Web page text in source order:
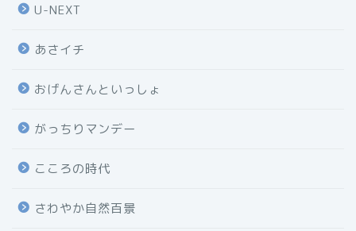
U-NEXT
あさイチ
おげんさんといっしょ
がっちりマンデー
こころの時代
さわやか自然百景